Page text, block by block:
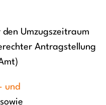
den Umzugszeitraum
Antragstellung
und
sowie